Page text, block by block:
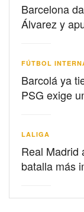
Barcelona
Álvarez y
FÚTBOL
Barcolá ya
PSG exige
LALIGA
Real Madrid
batalla más